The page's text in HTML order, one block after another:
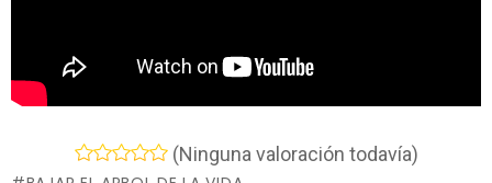
(Ninguna valoración todavía)